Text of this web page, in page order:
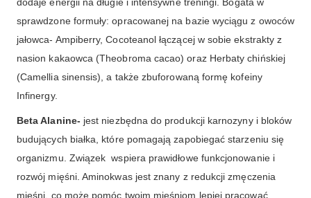
sprawdzone formuły: opracowanej na bazie wyciągu z owoców
jałowca- Ampiberry, Cocoteanol łączącej w sobie ekstrakty z
nasion kakaowca (Theobroma cacao) oraz Herbaty chińskiej
(Camellia sinensis), a także zbuforowaną formę kofeiny
Infinergy.
Beta Alanine- jest niezbędna do produkcji karnozyny i bloków
budujących białka, które pomagają zapobiegać starzeniu się
organizmu. Związek wspiera prawidłowe funkcjonowanie i
rozwój mięśni. Aminokwas jest znany z redukcji zmęczenia
mięśni, co może pomóc twoim mięśniom lepiej pracować